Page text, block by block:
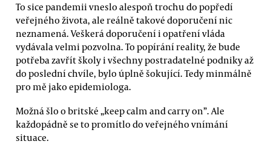
To sice pandemii vneslo alespoň trochu do popředí
veřejného života, ale reálně takové doporučení nic
neznamená. Veškerá doporučení i opatření vláda
vydávala velmi pozvolna. To popírání reality, že bude
potřeba zavřít školy i všechny postradatelné podniky až
do poslední chvíle, bylo úplně šokující. Tedy minmálně
pro mě jako epidemiologa.
Možná šlo o britské „keep calm and carry on”. Ale
každopádně se to promítlo do veřejného vnímání
situace.